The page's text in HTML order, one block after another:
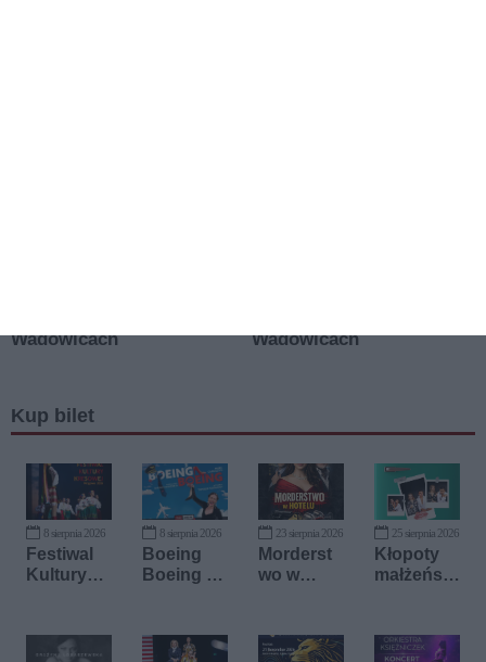
Kup bilet
8 sierpnia 2026
Festiwal
Kultury
8 sierpnia 2026
Boeing
Boeing -
Różnorod
ności
23 sierpnia 2026
Morderst
wo w
25 sierpnia 2026
Kłopoty
małżeński